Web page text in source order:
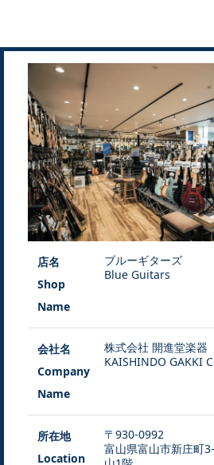
店名
Shop
Name
ブルーギターズ
Blue Guitars
会社名
Company
Name
株式会社 開進堂楽器
KAISHINDO GAKKI
所在地
Location
〒930-0992
富山県富山市新庄町